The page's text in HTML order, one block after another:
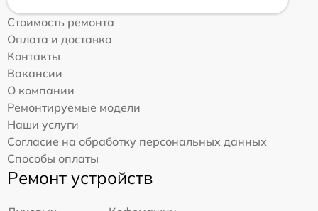
Стоимость ремонта
Оплата и доставка
Контакты
Вакансии
О компании
Ремонтируемые модели
Наши услуги
Согласие на обработку персональных данных
Способы оплаты
Ремонт устройств